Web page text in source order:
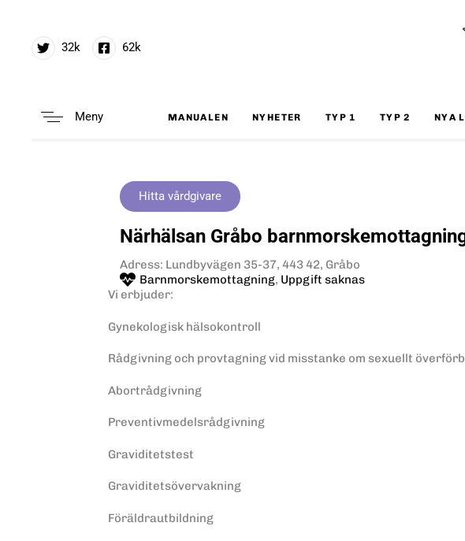
32k 62k
Meny MANUALEN NYHETER TYP 1 TYP 2 NYA
Hitta vårdgivare
Närhälsan Gråbo
Adress: Lundbyvägen 35-37, 443 42, Gråbo
Barnmorskemottagning, Uppgift saknas
Vi erbjuder:
Gynekologisk hälsokontroll
Rådgivning och provtagning vid misstanke om sexuellt
Abortrådgivning
Preventivmedelsrådgivning
Graviditetstest
Graviditetsövervakning
Föräldrautbildning